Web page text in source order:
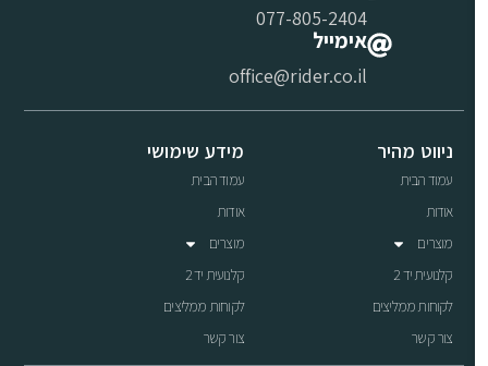
077-805-2404
אימייל
office@rider.co.il
ניווט מהיר
עמוד הבית
אודות
מוצרים
קלנועית יד 2
לקוחות ממליצים
צור קשר
מידע שימושי
עמוד הבית
אודות
מוצרים
קלנועית יד 2
לקוחות ממליצים
צור קשר